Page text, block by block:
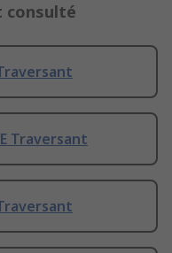
consulté
Traversant